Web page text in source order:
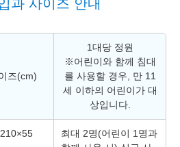
과 사이즈 안내
즈(cm)
1대당 정원
※어린이와 함께 침대
를 사용할 경우, 만 11
세 이하의 어린이가 대
상입니다.
최대 2명(어린이 1명과